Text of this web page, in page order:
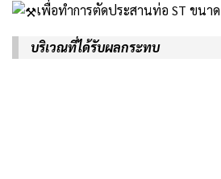
เพื่อทำการตัดประสานท่อ ST ขนา
บริเวณที่ได้รับผลกระทบ